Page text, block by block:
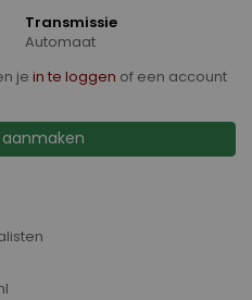
Transmissie
Automaat
je in te loggen of een account